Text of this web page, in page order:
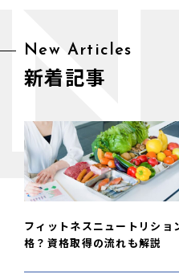
New Articles
新着記事
フィットネスニュートリショ
格？資格取得の流れも解説